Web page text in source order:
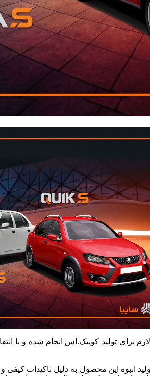
برای تولید کوییک.اس انجام شده و با
انبوه این محصول به دلیل تاکیدات